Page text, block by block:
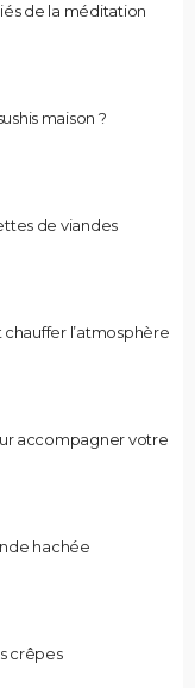
de la méditation
maison ?
de viandes
l’atmosphère
accompagner votre
hachée
crêpes